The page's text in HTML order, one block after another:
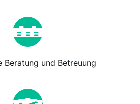
Beratung und Betreuung